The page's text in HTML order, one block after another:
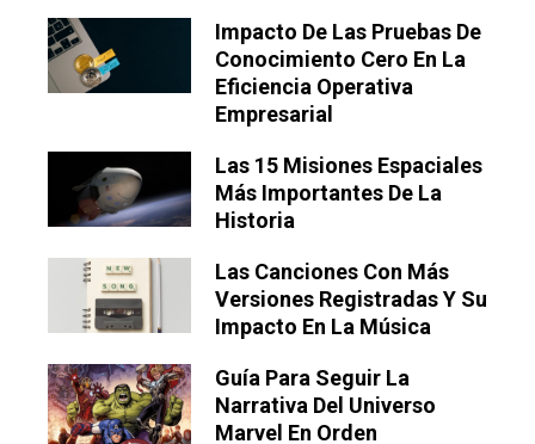
Impacto De Las Pruebas De
Conocimiento Cero En La
Eficiencia Operativa
Empresarial
Las 15 Misiones Espaciales
Más Importantes De La
Historia
Las Canciones Con Más
Versiones Registradas Y Su
Impacto En La Música
Guía Para Seguir La
Narrativa Del Universo
Marvel En Orden